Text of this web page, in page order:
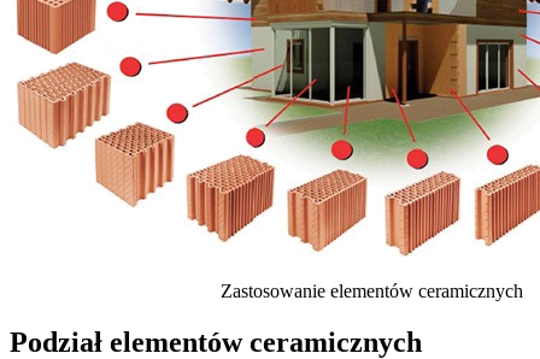
Zastosowanie elementów ceramicznych
Podział elementów ceramicznych